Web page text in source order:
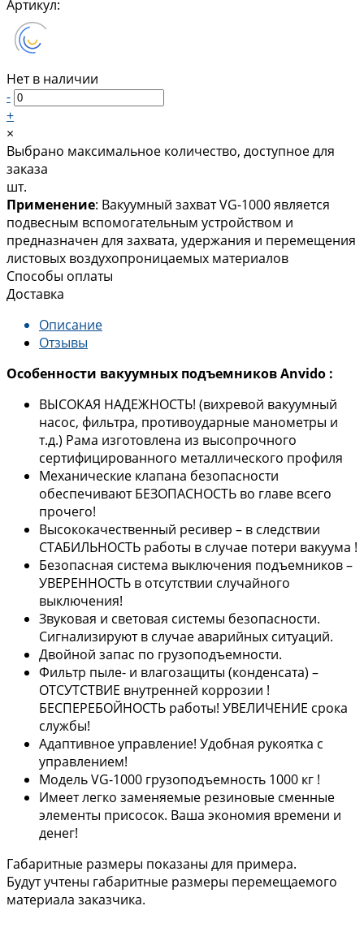
Артикул:
Нет в наличии
-
+
×
Выбрано максимальное количество, доступное для
заказа
шт.
Применение: Вакуумный захват VG-1000 является
подвесным вспомогательным устройством и
предназначен для захвата, удержания и перемещения
листовых воздухопроницаемых материалов
Способы оплаты
Доставка
Описание
Отзывы
Особенности вакуумных подъемников Anvido :
ВЫСОКАЯ НАДЕЖНОСТЬ! (вихревой вакуумный
насос, фильтра, противоударные манометры и
т.д.) Рама изготовлена из высопрочного
сертифицированного металлического профиля
Механические клапана безопасности
обеспечивают БЕЗОПАСНОСТЬ во главе всего
прочего!
Высококачественный ресивер – в следствии
СТАБИЛЬНОСТЬ работы в случае потери вакуума !
Безопасная система выключения подъемников –
УВЕРЕННОСТЬ в отсутствии случайного
выключения!
Звуковая и световая системы безопасности.
Сигнализируют в случае аварийных ситуаций.
Двойной запас по грузоподъемности.
Фильтр пыле- и влагозащиты (конденсата) –
ОТСУТСТВИЕ внутренней коррозии !
БЕСПЕРЕБОЙНОСТЬ работы! УВЕЛИЧЕНИЕ срока
службы!
Адаптивное управление! Удобная рукоятка с
управлением!
Модель VG-1000 грузоподъемность 1000 кг !
Имеет легко заменяемые резиновые сменные
элементы присосок. Ваша экономия времени и
денег!
Габаритные размеры показаны для примера.
Будут учтены габаритные размеры перемещаемого
материала заказчика.